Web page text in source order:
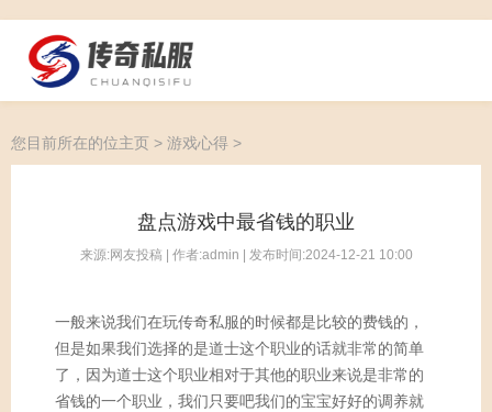
您目前所在的位主页 > 游戏心得 >
盘点游戏中最省钱的职业
来源:网友投稿 | 作者:admin | 发布时间:2024-12-21 10:00
一般来说我们在玩传奇私服的时候都是比较的费钱的，
但是如果我们选择的是道士这个职业的话就非常的简单
了，因为道士这个职业相对于其他的职业来说是非常的
省钱的一个职业，我们只要吧我们的宝宝好好的调养就